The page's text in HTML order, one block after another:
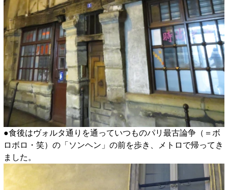
●食後はヴォルタ通りを通っていつものパリ最古論争（＝ボ
ロボロ・笑）の「ソンヘン」の前を歩き、メトロで帰ってき
ました。